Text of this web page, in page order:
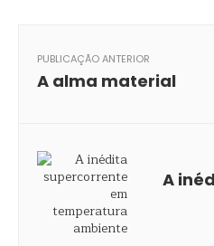
PUBLICAÇÃO ANTERIOR
A alma material
A